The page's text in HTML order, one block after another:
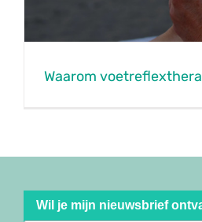
Waarom
Wil je mijn nieuwsbrief